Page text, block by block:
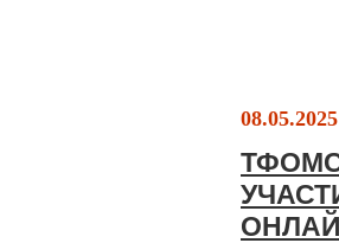
08.05.2025